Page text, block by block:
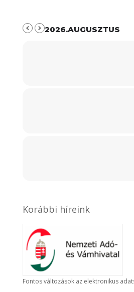
2026.AUGUSZTUS
Korábbi híreink
Fontos változások az elektronikus